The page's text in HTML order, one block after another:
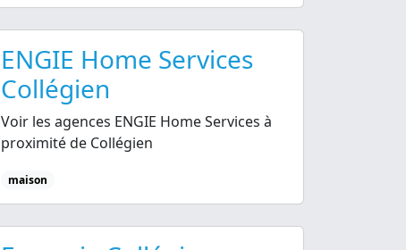
ENGIE Home Services
Collégien
Voir les agences ENGIE Home Services à
proximité de Collégien
maison